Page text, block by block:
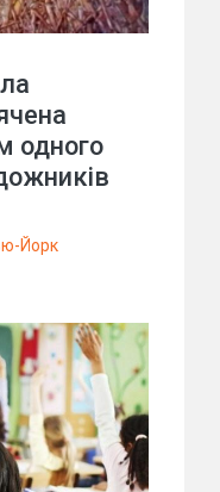
одного
Йорк